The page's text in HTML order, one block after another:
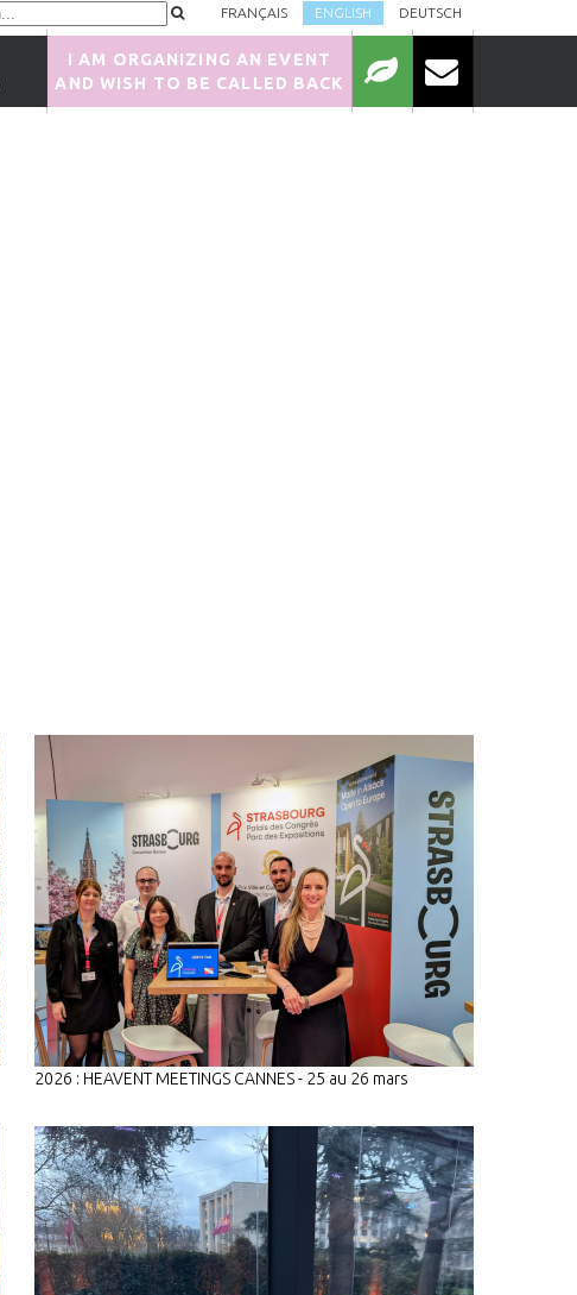
FRANÇAIS ENGLISH DEUTSCH
I AM ORGANIZING AN EVENT
AND WISH TO BE CALLED BACK
2026 : HEAVENT MEETINGS CANNES - 25 au 26 mars